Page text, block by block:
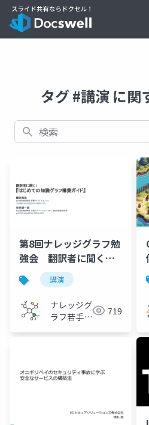
タグ #講演 に関
検索
第8回ナレッジグラフ勉
強会 翻訳者に聞く！
「はじめての知識グラ
フ構築ガイド」
講演
ナレッジグ
ラフ若手の
719